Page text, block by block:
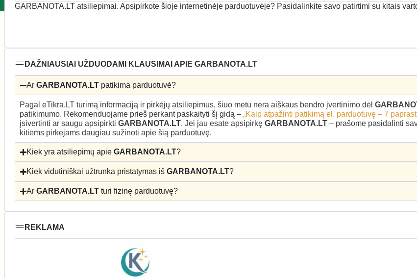
GARBANOTA.LT atsiliepimai. Apsipirkote šioje internetinėje parduotuvėje? Pasidalinkite savo patirtimi su kitais
DAŽNIAUSIAI UŽDUODAMI KLAUSIMAI APIE GARBANOTA.LT
ArGARBANOTA.LT patikima parduotuvė?
Pagal eTikra.LT turimą informaciją ir pirkėjų atsiliepimus, šiuo metu nėra aiškaus bendro įvertinimo dėl
patikimumo. Rekomenduojame prieš perkant paskaityti šį gidą – „Kaip atpažinti patikimą el. parduotuvę – 7
įsivertinti ar saugu apsipirkti GARBANOTA.LT. Jei jau esate apsipirkę GARBANOTA.LT – prašome pasidalinti
kitiems pirkėjams daugiau sužinoti apie šią parduotuvę.
Kiek yra atsiliepimų apieGARBANOTA.LT?
Kiek vidutiniškai užtrunka pristatymas išGARBANOTA.LT?
ArGARBANOTA.LT turi fizinę parduotuvę?
REKLAMA